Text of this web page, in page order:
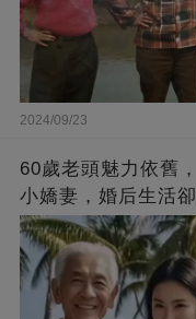
2024/09/23
60歲老頭魅力依舊
小嬌妻，婚后生活